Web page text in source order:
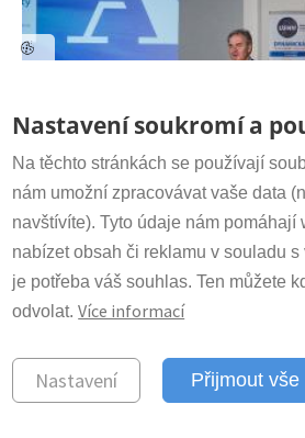
Předseda Akademie věd
Pánek navštívil Ústav
mechaniky hornin AV ČR
Sekretariát:+420 266 009 318
irsm@irsm.cas.cz
Důležité odkazy
www.avcr.cz
© 2023 Ústav struktury a
hornin Akademie věd
Nastavení soukromí a
Na těchto stránkách se používají
nám umožní zpracovávat vaše data
navštívíte). Tyto údaje nám pomáhají
nabízet obsah či reklamu v souladu s
je potřeba váš souhlas. Ten můžete
odvolat. Více informací
Nastavení Přijmout vše